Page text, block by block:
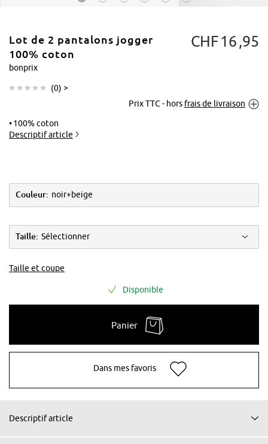
agrandir
Lot de 2 pantalons jogger
100% coton
bonprix
(0) >
CHF16 95
Prix TTC - hors frais de livraison
100% coton
Descriptif article
Couleur: noir+beige
Taille: Sélectionner
Taille et coupe
Disponible
Panier
Dans mes favoris
Descriptif article